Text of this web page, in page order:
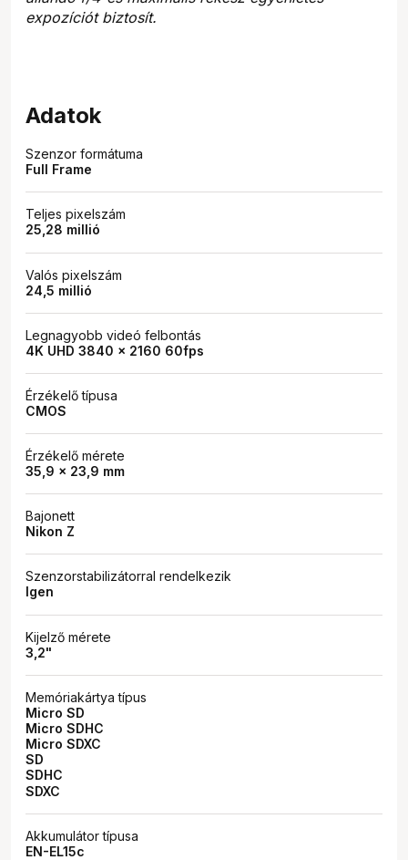
expozíciót biztosít.
Adatok
Szenzor formátuma
Full Frame
Teljes pixelszám
25,28 millió
Valós pixelszám
24,5 millió
Legnagyobb videó felbontás
4K UHD 3840 x 2160 60fps
Érzékelő típusa
CMOS
Érzékelő mérete
35,9 x 23,9 mm
Bajonett
Nikon Z
Szenzorstabilizátorral rendelkezik
Igen
Kijelző mérete
3,2"
Memóriakártya típus
Micro SD
Micro SDHC
Micro SDXC
SD
SDHC
SDXC
Akkumulátor típusa
EN-EL15c